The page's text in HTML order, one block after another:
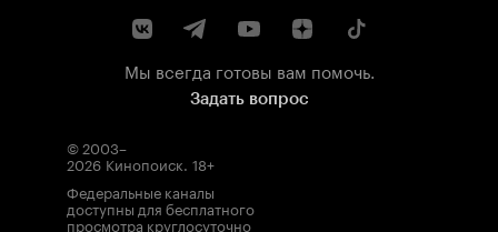
Мы всегда готовы вам помочь.
Задать вопрос
© 2003–
2026 Кинопоиск. 18+
Федеральные каналы
доступны для бесплатного
просмотра круглосуточно